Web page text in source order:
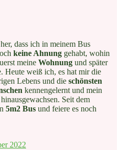
her, dass ich in meinem Bus
keine Ahnung gehabt, wohin
meine Wohnung und später
Heute weiß ich, es hat mir die
Lebens und die schönsten
kennengelernt und mein
Seit dem
5m2 Bus und feiere es noch
2022